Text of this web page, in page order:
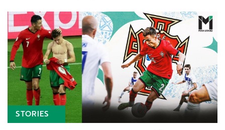
STORIES